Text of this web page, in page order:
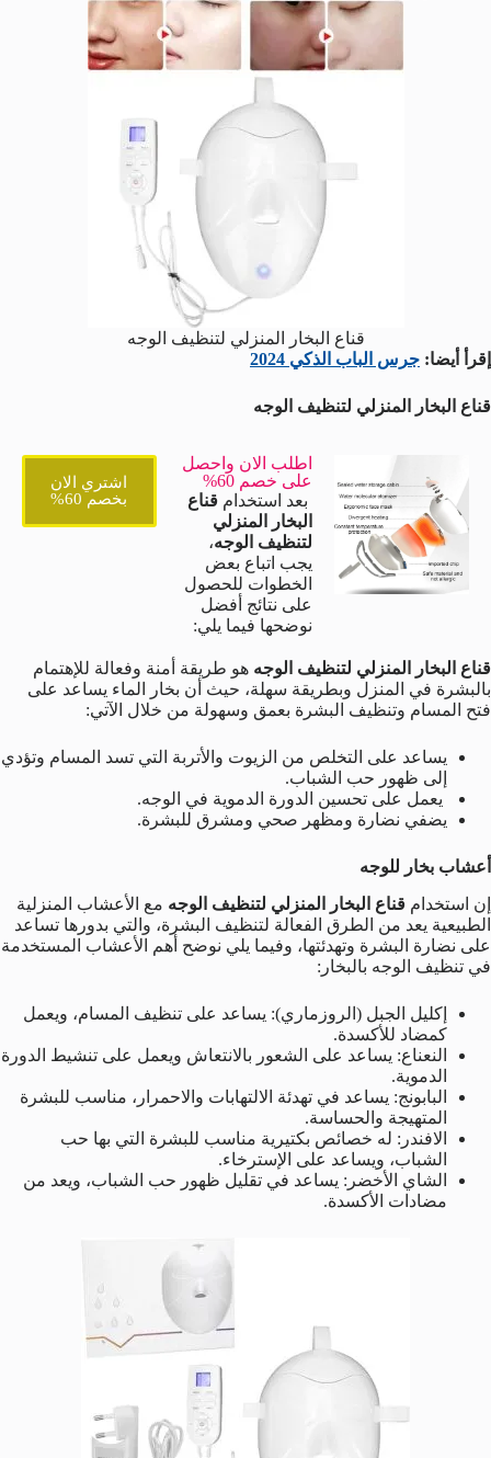
قناع البخار المنزلي لتنظيف الوجه
إقرأ أيضا: جرس الباب الذكي 2024
قناع البخار المنزلي لتنظيف الوجه
اطلب الان واحصل
على خصم 60%
بعد استخدام قناع
البخار المنزلي
لتنظيف الوجه،
يجب اتباع بعض
الخطوات للحصول
على نتائج أفضل
نوضحها فيما يلي:
اشتري الان
بخصم 60%
قناع البخار المنزلي لتنظيف الوجه هو طريقة أمنة وفعالة للإهتمام
بالبشرة في المنزل وبطريقة سهلة، حيث أن بخار الماء يساعد على
فتح المسام وتنظيف البشرة بعمق وسهولة من خلال الآتي:
يساعد على التخلص من الزيوت والأتربة التي تسد المسام وتؤدي
إلى ظهور حب الشباب.
يعمل على تحسين الدورة الدموية في الوجه.
يضفي نضارة ومظهر صحي ومشرق للبشرة.
أعشاب بخار للوجه
إن استخدام قناع البخار المنزلي لتنظيف الوجه مع الأعشاب المنزلية
الطبيعية يعد من الطرق الفعالة لتنظيف البشرة، والتي بدورها تساعد
على نضارة البشرة وتهدئتها، وفيما يلي نوضح أهم الأعشاب المستخدمة
في تنظيف الوجه بالبخار:
إكليل الجبل (الروزماري): يساعد على تنظيف المسام، ويعمل
كمضاد للأكسدة.
النعناع: يساعد على الشعور بالانتعاش ويعمل على تنشيط الدورة
الدموية.
البابونج: يساعد في تهدئة الالتهابات والاحمرار، مناسب للبشرة
المتهيجة والحساسة.
الافندر: له خصائص بكتيرية مناسب للبشرة التي بها حب
الشباب، ويساعد على الإسترخاء.
الشاي الأخضر: يساعد في تقليل ظهور حب الشباب، ويعد من
مضادات الأكسدة.